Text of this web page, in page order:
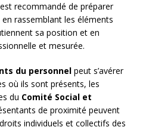
recommandé de préparer
rassemblant les éléments
sa position et en
et mesurée.
du personnel peut s’avérer
où ils sont présents, les
du Comité Social et
de proximité peuvent
individuels et collectifs des